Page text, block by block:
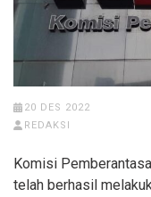
20 DES 2022
REDAKSI
Komisi
telah berhasil